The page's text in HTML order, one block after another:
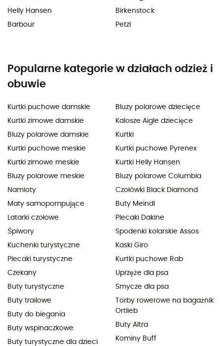
Helly Hansen
Barbour
Birkenstock
Petzl
Popularne kategorie w działach odzież i
obuwie
Kurtki puchowe damskie
Kurtki zimowe damskie
Bluzy polarowe damskie
Kurtki puchowe meskie
Kurtki zimowe meskie
Bluzy polarowe meskie
Namioty
Maty samopompujące
Latarki czołowe
Śpiwory
Kuchenki turystyczne
Plecaki turystyczne
Czekany
Buty turystyczne
Buty trailowe
Buty do biegania
Buty wspinaczkowe
Buty turystyczne dla dzieci
Bluzy polarowe dziecięce
Kalosze Aigle dziecięce
Kurtki
Kurtki puchowe Pyrenex
Kurtki Helly Hansen
Bluzy polarowe Columbia
Czołówki Black Diamond
Buty Meindl
Plecaki Dakine
Spodenki kolarskie Assos
Kaski Giro
Kurtki puchowe Rab
Uprzęże dla psa
Smycze dla psa
Torby rowerowe na bagażnik
Ortlieb
Buty Altra
Kominy Buff